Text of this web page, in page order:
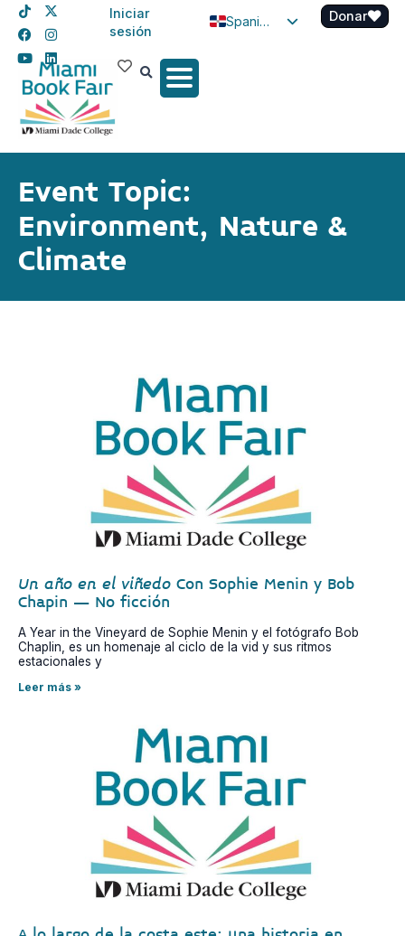
Iniciar
sesión
Spanish
Donar
Event Topic:
Environment, Nature &
Climate
Un año en el viñedo Con Sophie Menin y Bob
Chapin – No ficción
A Year in the Vineyard de Sophie Menin y el fotógrafo Bob
Chaplin, es un homenaje al ciclo de la vid y sus ritmos
estacionales y
Leer más »